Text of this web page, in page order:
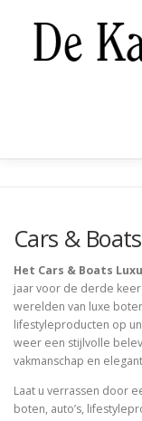
inhoud
OVER ONS
Cars &
Het Cars & Boats
jaar voor de derde
werelden van luxe
lifestyleproducten op
weer een stijlvolle
vakmanschap en
Laat u verrassen door
boten, auto’s,